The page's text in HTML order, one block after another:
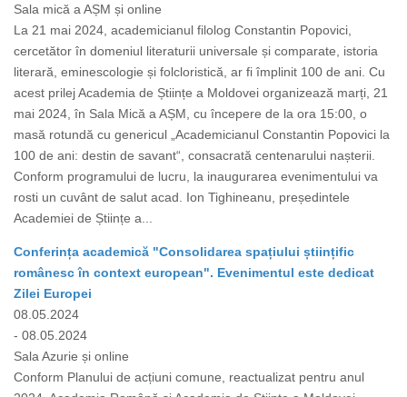
Sala mică a AȘM și online
La 21 mai 2024, academicianul filolog Constantin Popovici,
cercetător în domeniul literaturii universale și comparate, istoria
literară, eminescologie și folcloristică, ar fi împlinit 100 de ani. Cu
acest prilej Academia de Științe a Moldovei organizează marți, 21
mai 2024, în Sala Mică a AȘM, cu începere de la ora 15:00, o
masă rotundă cu genericul „Academicianul Constantin Popovici la
100 de ani: destin de savant“, consacrată centenarului nașterii.
Conform programului de lucru, la inaugurarea evenimentului va
rosti un cuvânt de salut acad. Ion Tighineanu, președintele
Academiei de Științe a...
Conferința academică "Consolidarea spațiului științific
românesc în context european". Evenimentul este dedicat
Zilei Europei
08.05.2024
- 08.05.2024
Sala Azurie și online
Conform Planului de acțiuni comune, reactualizat pentru anul